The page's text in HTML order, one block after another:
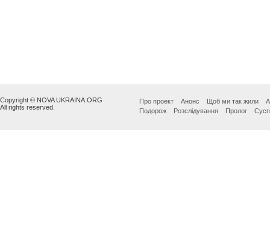
Copyright © NOVA UKRAINA.ORG
All rights reserved.
Про проект Анонс Щоб ми так жили
Подорож
Розслідування Пролог